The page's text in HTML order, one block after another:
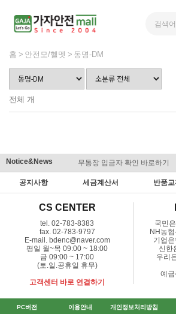
검색
홈 안전모/헬멧 동명-DM
전체 개
Notice&News 무통장 입금자 확인 바로하기
공지사항 세금계산서 반품
CS CENTER
tel. 02-783-8383
fax. 02-783-9797
E-mail. bdenc@naver.com
평일 월~목 09:00 ~ 18:00
금 09:00 ~ 17:00
(토.일.공휴일 휴무)
고객센터 바로 연결하기
국민
NH농
기업
신한
우리
예
PC버전 이용안내 개인정보처리방침